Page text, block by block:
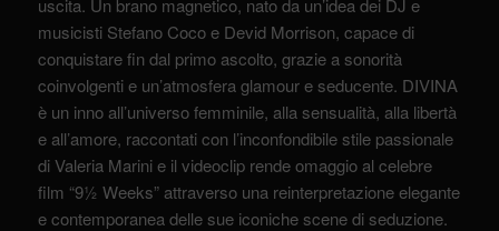
uscita. Un brano magnetico, nato da un’idea dei DJ e
musicisti Stefano Coco e Devid Morrison, capace di
conquistare fin dal primo ascolto, grazie a sonorità
coinvolgenti e un’atmosfera glamour e seducente. DIVINA
è un inno all’universo femminile, alla sensualità, alla libertà
e all’amore, raccontati con l’inconfondibile stile passionale
di Valeria Marini e il videoclip rende omaggio al celebre
film “9½ Weeks” attraverso una reinterpretazione elegante
e contemporanea delle sue iconiche scene di seduzione.